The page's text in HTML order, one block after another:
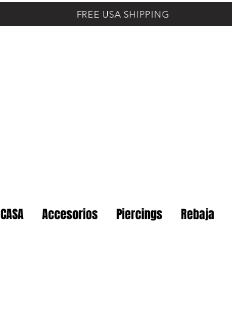
FREE USA SHIPPING
CASA Accesorios Piercings Rebaja